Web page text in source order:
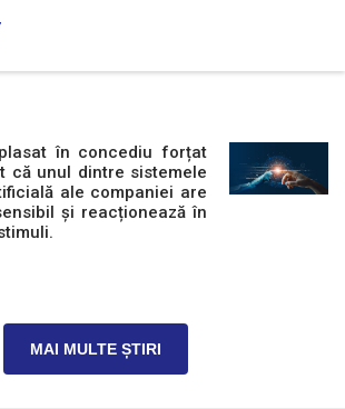
în concediu forțat
că unul dintre sistemele
ale companiei are
și reacționează în
MAI MULTE ȘTIRI